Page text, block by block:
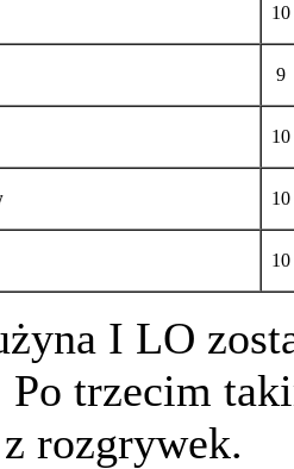
10
9
10
10
10
I LO
trzecim
rozgrywek.